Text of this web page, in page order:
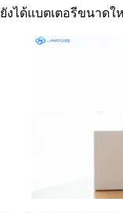
ยังได้แบตเตอรีขนาดใ